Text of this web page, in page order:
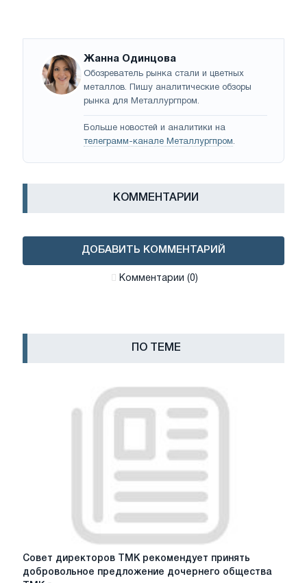
Жанна Одинцова
Обозреватель рынка стали и цветных
металлов. Пишу аналитические обзоры
рынка для Металлургпром.
Больше новостей и аналитики на
телеграмм-канале Металлургпром.
КОММЕНТАРИИ
ДОБАВИТЬ КОММЕНТАРИЙ
Комментарии (0)
ПО ТЕМЕ
Совет
директоров
Совет директоров ТМК рекомендует принять
добровольное предложение дочернего общества